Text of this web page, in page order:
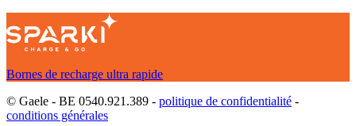
Bornes de recharge ultra rapide
© Gaele - BE 0540.921.389 - politique de confidentialité -
conditions générales